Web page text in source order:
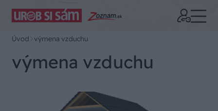
Úvod výmena vzduchu
výmena vzduchu